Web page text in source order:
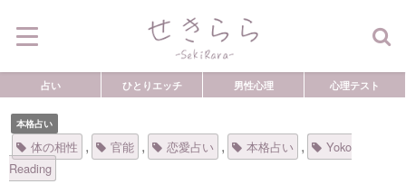
占い ひとりエッチ 男性心理 心理テスト
本格占い
体の相性 , 官能 , 恋愛占い , 本格占い ,
Yoko
Reading